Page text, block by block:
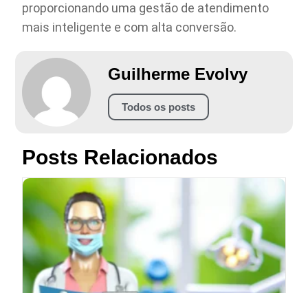
proporcionando uma gestão de atendimento
mais inteligente e com alta conversão.
Guilherme Evolvy
Todos os posts
Posts Relacionados